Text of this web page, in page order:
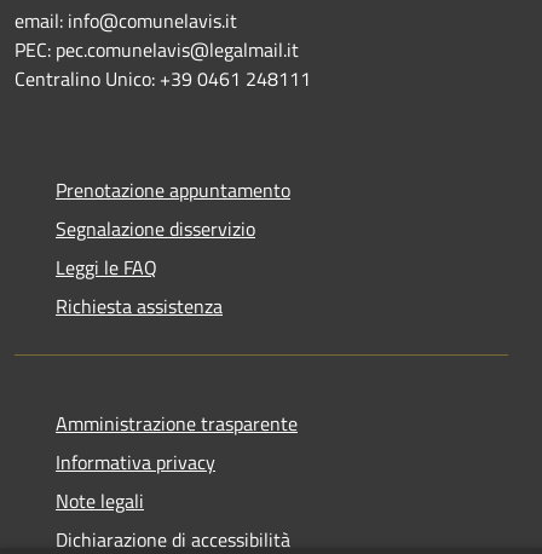
email: info@comunelavis.it
PEC: pec.comunelavis@legalmail.it
Centralino Unico: +39 0461 248111
Prenotazione appuntamento
Segnalazione disservizio
Leggi le FAQ
Richiesta assistenza
Amministrazione trasparente
Informativa privacy
Note legali
Dichiarazione di accessibilità